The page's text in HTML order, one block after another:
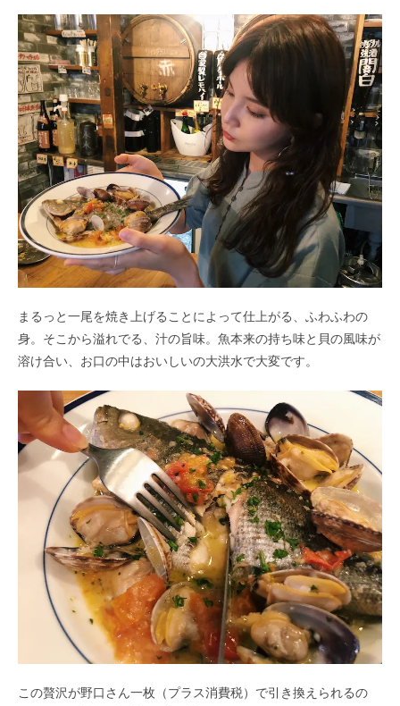
まるっと一尾を焼き上げることによって仕上がる、ふわふわの
身。そこから溢れでる、汁の旨味。魚本来の持ち味と貝の風味が
溶け合い、お口の中はおいしいの大洪水で大変です。
この贅沢が野口さん一枚（プラス消費税）で引き換えられるの